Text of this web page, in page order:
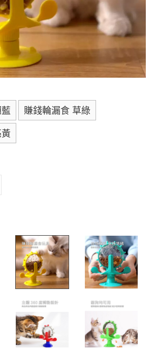
賺錢輪漏食 草綠